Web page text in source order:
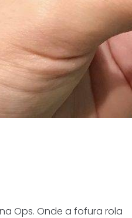
Ops. Onde a fofura rola